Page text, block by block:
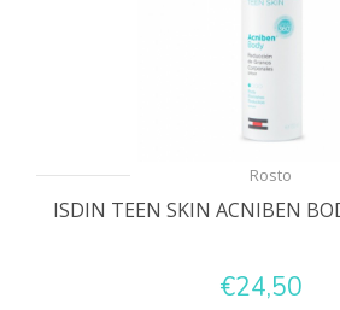
Rosto
ISDIN TEEN SKIN ACNIBEN
€24,50